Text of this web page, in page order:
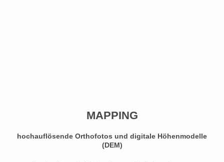
MAPPING
hochauflösende Orthofotos und digitale Höhenmodelle
(DEM)